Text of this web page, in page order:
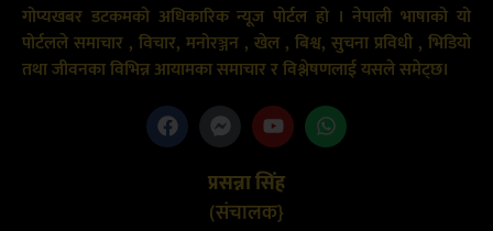
गोप्यखबर डटकमको अधिकारिक न्यूज पोर्टल हो । नेपाली भाषाको यो
पोर्टलले समाचार , विचार, मनोरञ्जन , खेल , बिश्व, सुचना प्रविधी , भिडियो
तथा जीवनका विभिन्न आयामका समाचार र विश्लेषणलाई यसले समेट्छ।
प्रसन्ना सिंह
(संचालक}